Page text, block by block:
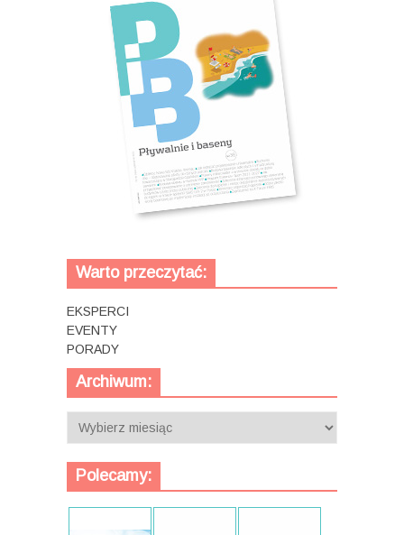
Warto przeczytać:
EKSPERCI
EVENTY
PORADY
Archiwum:
Archiwum:
Polecamy: